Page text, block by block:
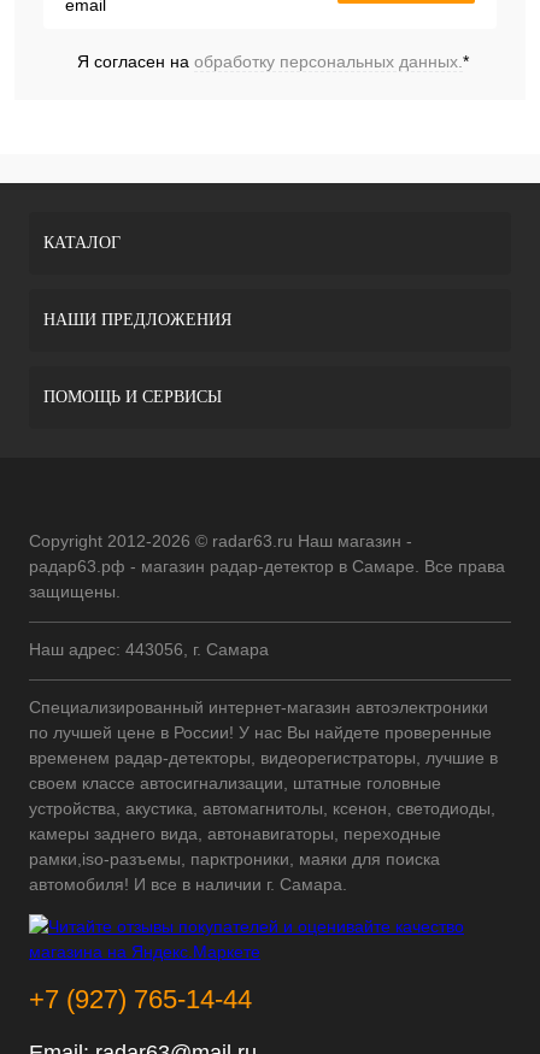
Я согласен на обработку персональных данных.*
КАТАЛОГ
НАШИ ПРЕДЛОЖЕНИЯ
ПОМОЩЬ И СЕРВИСЫ
Copyright 2012-2026 © radar63.ru Наш магазин -
радар63.рф - магазин радар-детектор в Самаре. Все права
защищены.
Наш адрес: 443056, г. Самара
Специализированный интернет-магазин автоэлектроники
по лучшей цене в России! У нас Вы найдете проверенные
временем радар-детекторы, видеорегистраторы, лучшие в
своем классе автосигнализации, штатные головные
устройства, акустика, автомагнитолы, ксенон, светодиоды,
камеры заднего вида, автонавигаторы, переходные
рамки,iso-разъемы, парктроники, маяки для поиска
автомобиля! И все в наличии г. Самара.
+7 (927) 765-14-44